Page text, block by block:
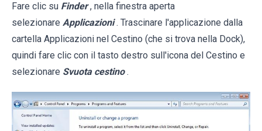
Fare clic su Finder , nella finestra aperta
selezionare Applicazioni . Trascinare l'applicazione dalla
cartella Applicazioni nel Cestino (che si trova nella Dock),
quindi fare clic con il tasto destro sull'icona del Cestino e
selezionare Svuota cestino .